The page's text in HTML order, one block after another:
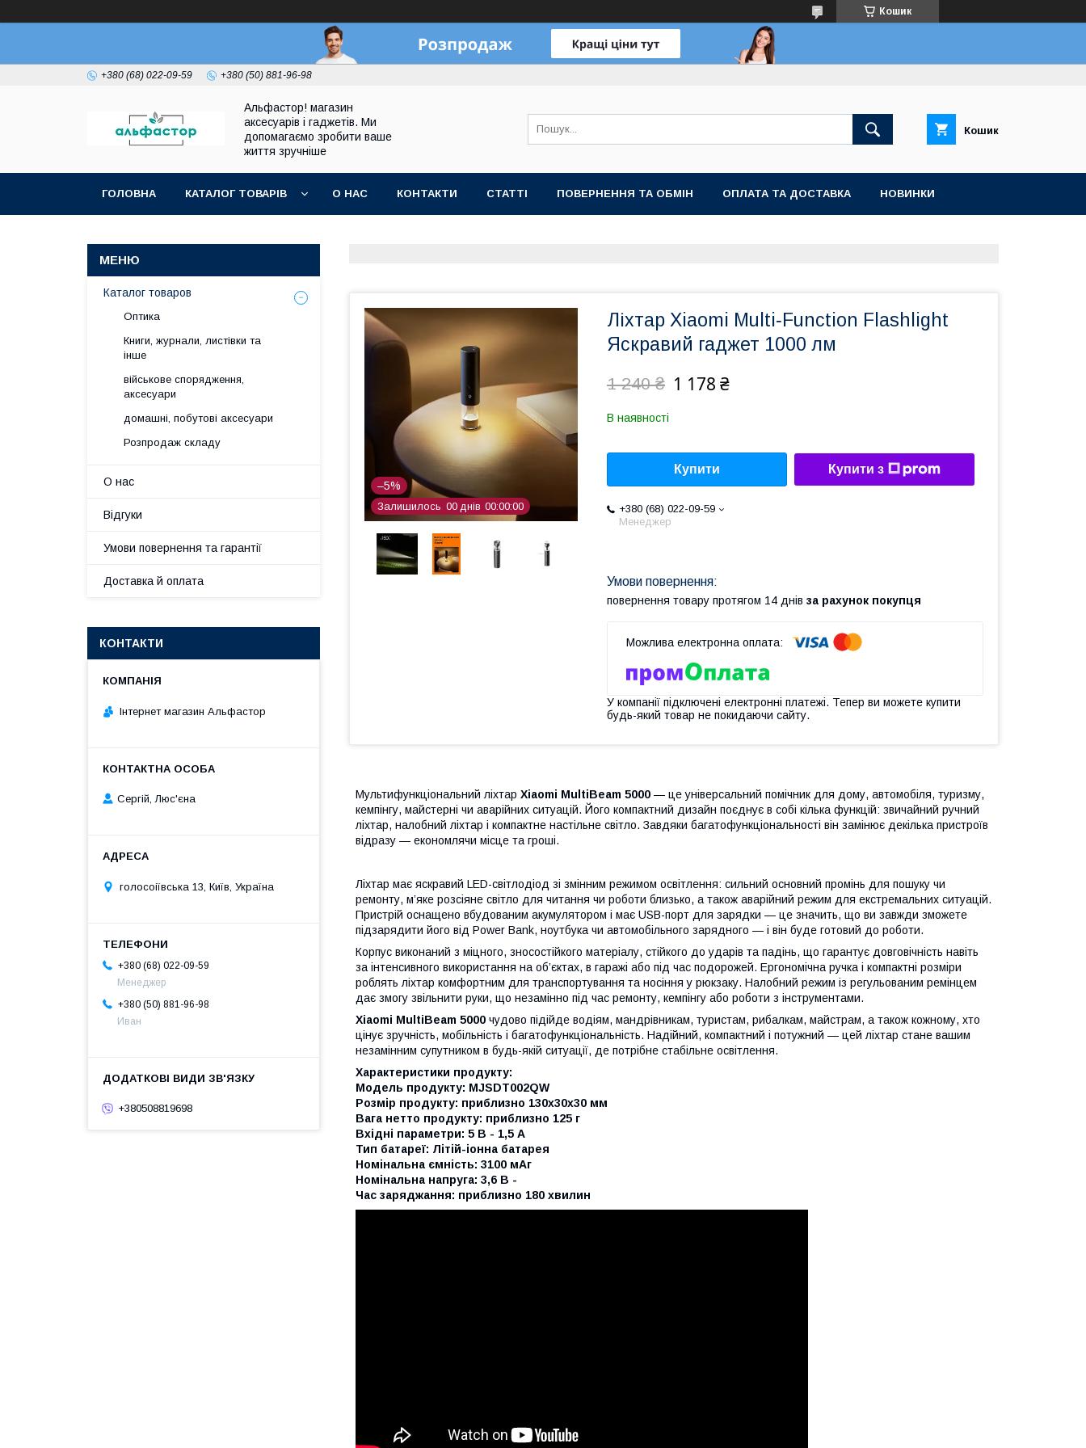
Кошик
+380 (68) 022-09-59 +380 (50) 881-96-98
Альфастор! магазин
аксесуарів і гаджетів. Ми
допомагаємо зробити ваше
життя зручніше
Кошик
ГОЛОВНА КАТАЛОГ ТОВАРІВ О НАС КОНТАКТИ СТАТТІ ПОВЕРНЕННЯ ТА ОБМІН ОПЛАТА ТА ДОСТАВКА НОВИНКИ
–5%
Залишилось 00 днів 00 00 00
Ліхтар Xiaomi Multi‑Function Flashlight
Яскравий гаджет 1000 лм
1 240 ₴ 1 178 ₴
В наявності
Купити Купити з
+380 (68) 022-09-59
Менеджер
повернення товару протягом 14 днів за рахунок покупця
У компанії підключені електронні платежі. Тепер ви можете купити
будь-який товар не покидаючи сайту.
Мультифункціональний ліхтар Xiaomi MultiBeam 5000 — це універсальний помічник для дому, автомобіля, туризму,
кемпінгу, майстерні чи аварійних ситуацій. Його компактний дизайн поєднує в собі кілька функцій: звичайний ручний
ліхтар, налобний ліхтар і компактне настільне світло. Завдяки багатофункціональності він замінює декілька пристроїв
відразу — економлячи місце та гроші.
Ліхтар має яскравий LED-світлодіод зі змінним режимом освітлення: сильний основний промінь для пошуку чи
ремонту, м’яке розсіяне світло для читання чи роботи близько, а також аварійний режим для екстремальних ситуацій.
Пристрій оснащено вбудованим акумулятором і має USB-порт для зарядки — це значить, що ви завжди зможете
підзарядити його від Power Bank, ноутбука чи автомобільного зарядного — і він буде готовий до роботи.
Корпус виконаний з міцного, зносостійкого матеріалу, стійкого до ударів та падінь, що гарантує довговічність навіть
за інтенсивного використання на об’єктах, в гаражі або під час подорожей. Ергономічна ручка і компактні розміри
роблять ліхтар комфортним для транспортування та носіння у рюкзаку. Налобний режим із регульованим ремінцем
дає змогу звільнити руки, що незамінно під час ремонту, кемпінгу або роботи з інструментами.
Xiaomi MultiBeam 5000 чудово підійде водіям, мандрівникам, туристам, рибалкам, майстрам, а також кожному, хто
цінує зручність, мобільність і багатофункціональність. Надійний, компактний і потужний — цей ліхтар стане вашим
незамінним супутником в будь-якій ситуації, де потрібне стабільне освітлення.
Характеристики продукту:
Модель продукту: MJSDT002QW
Розмір продукту: приблизно 130x30x30 мм
Вага нетто продукту: приблизно 125 г
Вхідні параметри: 5 В - 1,5 А
Тип батареї: Літій-іонна батарея
Номінальна ємність: 3100 мАг
Номінальна напруга: 3,6 В -
Час заряджання: приблизно 180 хвилин
Каталог товаров
Оптика
Книги, журнали, листівки та
інше
військове спорядження,
аксесуари
домашні, побутові аксесуари
Розпродаж складу
О нас
Відгуки
Умови повернення та гарантії
Доставка й оплата
КОНТАКТИ
Інтернет магазин Альфастор
Сергій, Люс'єна
голосоіївська 13, Київ, Україна
+380 (68) 022-09-59
Менеджер
+380 (50) 881-96-98
Иван
+380508819698